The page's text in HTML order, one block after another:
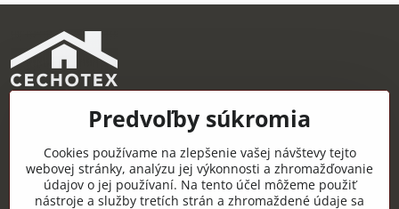
CECHOTEX s.r.o.
Železničná 22, 044 14 Čaňa
IČO: 48181757
DIČ: 2120085451
Predvoľby súkromia
Cookies používame na zlepšenie vašej návštevy tejto
webovej stránky, analýzu jej výkonnosti a zhromažďovanie
údajov o jej používaní. Na tento účel môžeme použiť
nástroje a služby tretích strán a zhromaždené údaje sa